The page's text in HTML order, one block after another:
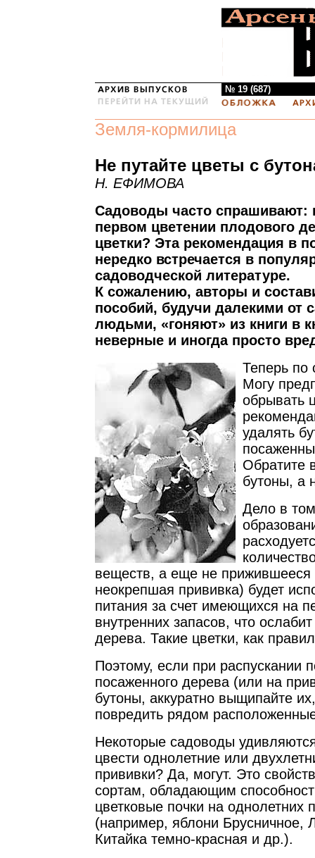
№ 19 (687)
Земля-кормилица
Не путайте цветы с
Н. ЕФИМОВА
Садоводы часто спрашивают:
первом цветении плодового
цветки? Эта рекомендация в
нередко встречается в
садоводческой литературе.
К сожалению, авторы и
пособий, будучи далекими от
людьми, «гоняют» из книги в
неверные и иногда просто
Теперь по
Могу
обрывать
удалять
Обратите
бутоны, а
Дело в
веществ, а еще не прижившееся
неокрепшая прививка) будет
питания за счет имеющихся на
внутренних запасов, что
дерева. Такие цветки, как
Поэтому, если при распускании
посаженного дерева (или на
бутоны, аккуратно выщипайте
повредить рядом
Некоторые садоводы
цвести однолетние или
прививки? Да, могут. Это
сортам, обладающим
цветковые почки на однолетних
(например, яблони Брусничное,
Китайка темно-красная и др.).